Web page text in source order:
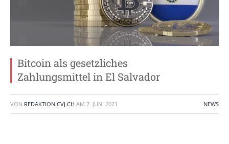
Bitcoin als gesetzliches
Zahlungsmittel in El Salvador
VON REDAKTION CVJ.CH AM 7. JUNI 2021 NEWS